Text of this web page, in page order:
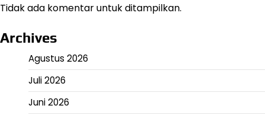
Tidak ada komentar untuk ditampilkan.
Archives
Agustus 2026
Juli 2026
Juni 2026